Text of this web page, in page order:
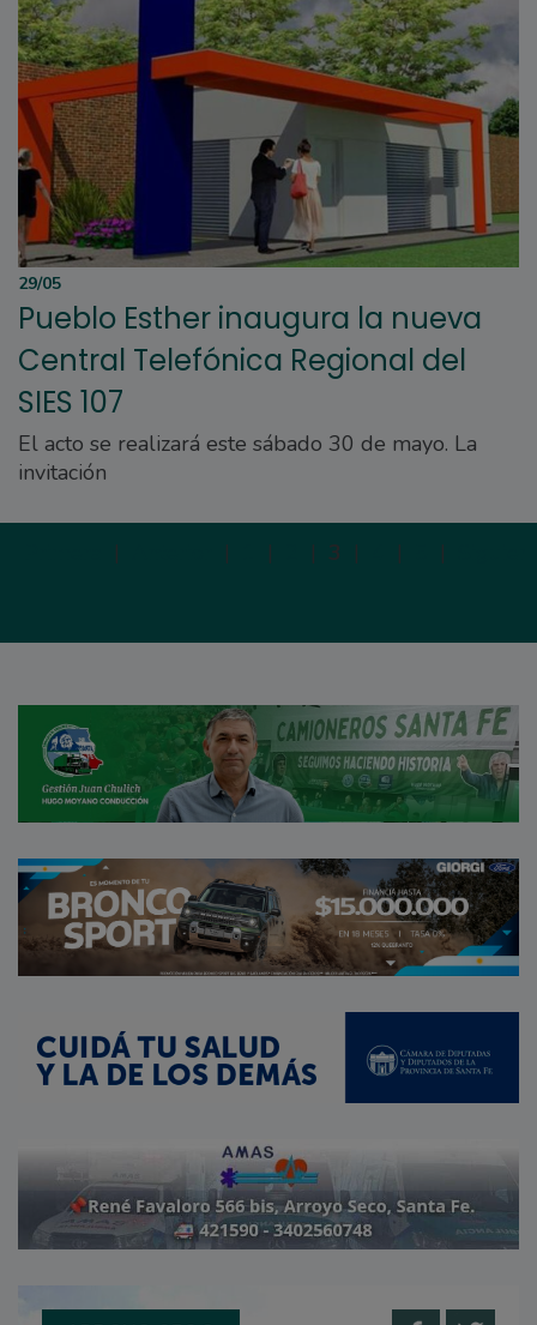
29/05
Pueblo Esther inaugura la nueva
Central Telefónica Regional del
SIES 107
El acto se realizará este sábado 30 de mayo. La
invitación
| | | | 3 | | |